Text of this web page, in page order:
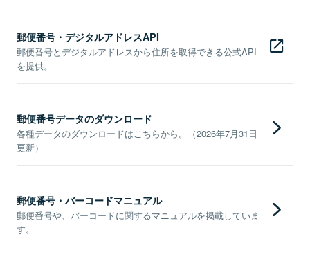
郵便番号・デジタルアドレスAPI
郵便番号とデジタルアドレスから住所を取得できる公式API
を提供。
郵便番号データのダウンロード
各種データのダウンロードはこちらから。（2026年7月31日
更新）
郵便番号・バーコードマニュアル
郵便番号や、バーコードに関するマニュアルを掲載していま
す。